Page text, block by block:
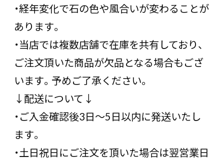
・経年変化で石の色や風合いが変わることが
あります。
・当店では複数店舗で在庫を共有しており、
ご注文頂いた商品が欠品となる場合もござ
います。予めご了承ください。
↓配送について↓
・ご入金確認後3日〜5日以内に発送いたし
ます。
・土日祝日にご注文を頂いた場合は翌営業日